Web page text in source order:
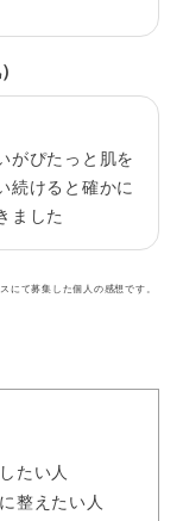
がぴたっと肌を
続けると確かに
ました
にて募集した個人の感想です。
たい人
整えたい人